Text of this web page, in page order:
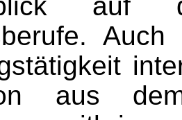
aus dem